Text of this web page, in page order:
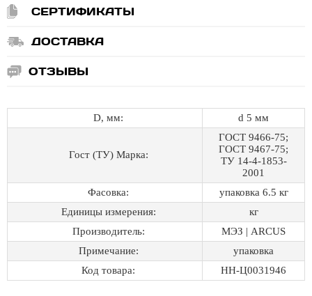
СЕРТИФИКАТЫ
ДОСТАВКА
ОТЗЫВЫ
D, мм: d 5 мм
Гост (ТУ) Марка:
ГОСТ 9466-75;
ГОСТ 9467-75;
ТУ 14-4-1853-
2001
Фасовка:
упаковка 6.5 кг
Единицы измерения:
кг
Производитель:
МЭЗ | ARCUS
Примечание:
упаковка
Код товара:
НН-Ц0031946